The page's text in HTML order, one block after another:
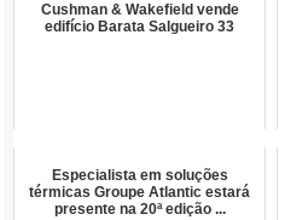
Cushman & Wakefield vende
edifício Barata Salgueiro 33
Especialista em soluções
térmicas Groupe Atlantic estará
presente na 20ª edição ...